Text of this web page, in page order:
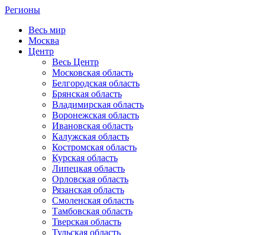
Регионы
Весь мир
Москва
Центр
Весь Центр
Московская область
Белгородская область
Брянская область
Владимирская область
Воронежская область
Ивановская область
Калужская область
Костромская область
Курская область
Липецкая область
Орловская область
Рязанская область
Смоленская область
Тамбовская область
Тверская область
Тульская область